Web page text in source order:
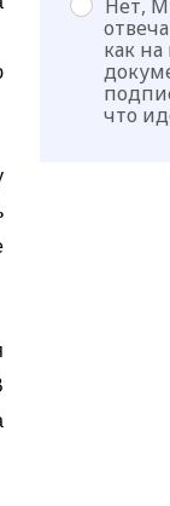
Нет,
как на
что